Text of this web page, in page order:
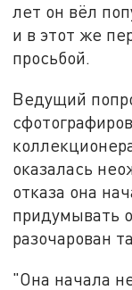
лет он вёл
и в этот же
просьбой.
Ведущий
оказалась
отказа она
придумывать
разочарован
"Она начала